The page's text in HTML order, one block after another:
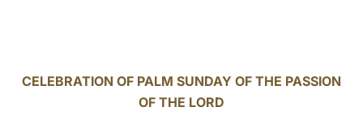
CELEBRATION OF PALM SUNDAY OF THE PASSION
OF THE LORD